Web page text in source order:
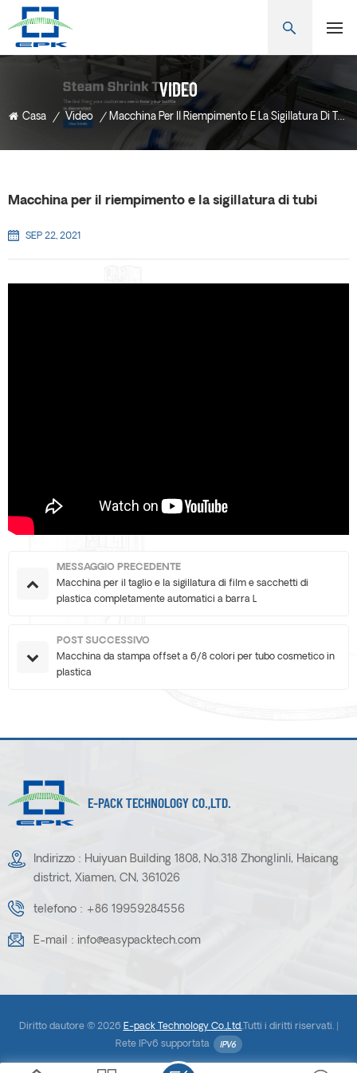
VIDEO
Casa / Video / Macchina Per Il Riempimento E La Sigillatura Di Tubi
Macchina per il riempimento e la sigillatura di tubi
SEP 22, 2021
MESSAGGIO PRECEDENTE
Macchina per il taglio e la sigillatura di film e sacchetti di
plastica completamente automatici a barra L
POST SUCCESSIVO
Macchina da stampa offset a 6/8 colori per tubo cosmetico in
plastica
E-PACK TECHNOLOGY CO.,LTD.
Indirizzo : Huiyuan Building 1808, No.318 Zhonglinli, Haicang
district, Xiamen, CN, 361026
telefono : +86 19959284556
E-mail : info@easypacktech.com
Diritto dautore © 2026 E-pack Technology Co.,Ltd..Tutti i diritti riservati. |
Rete IPv6 supportata